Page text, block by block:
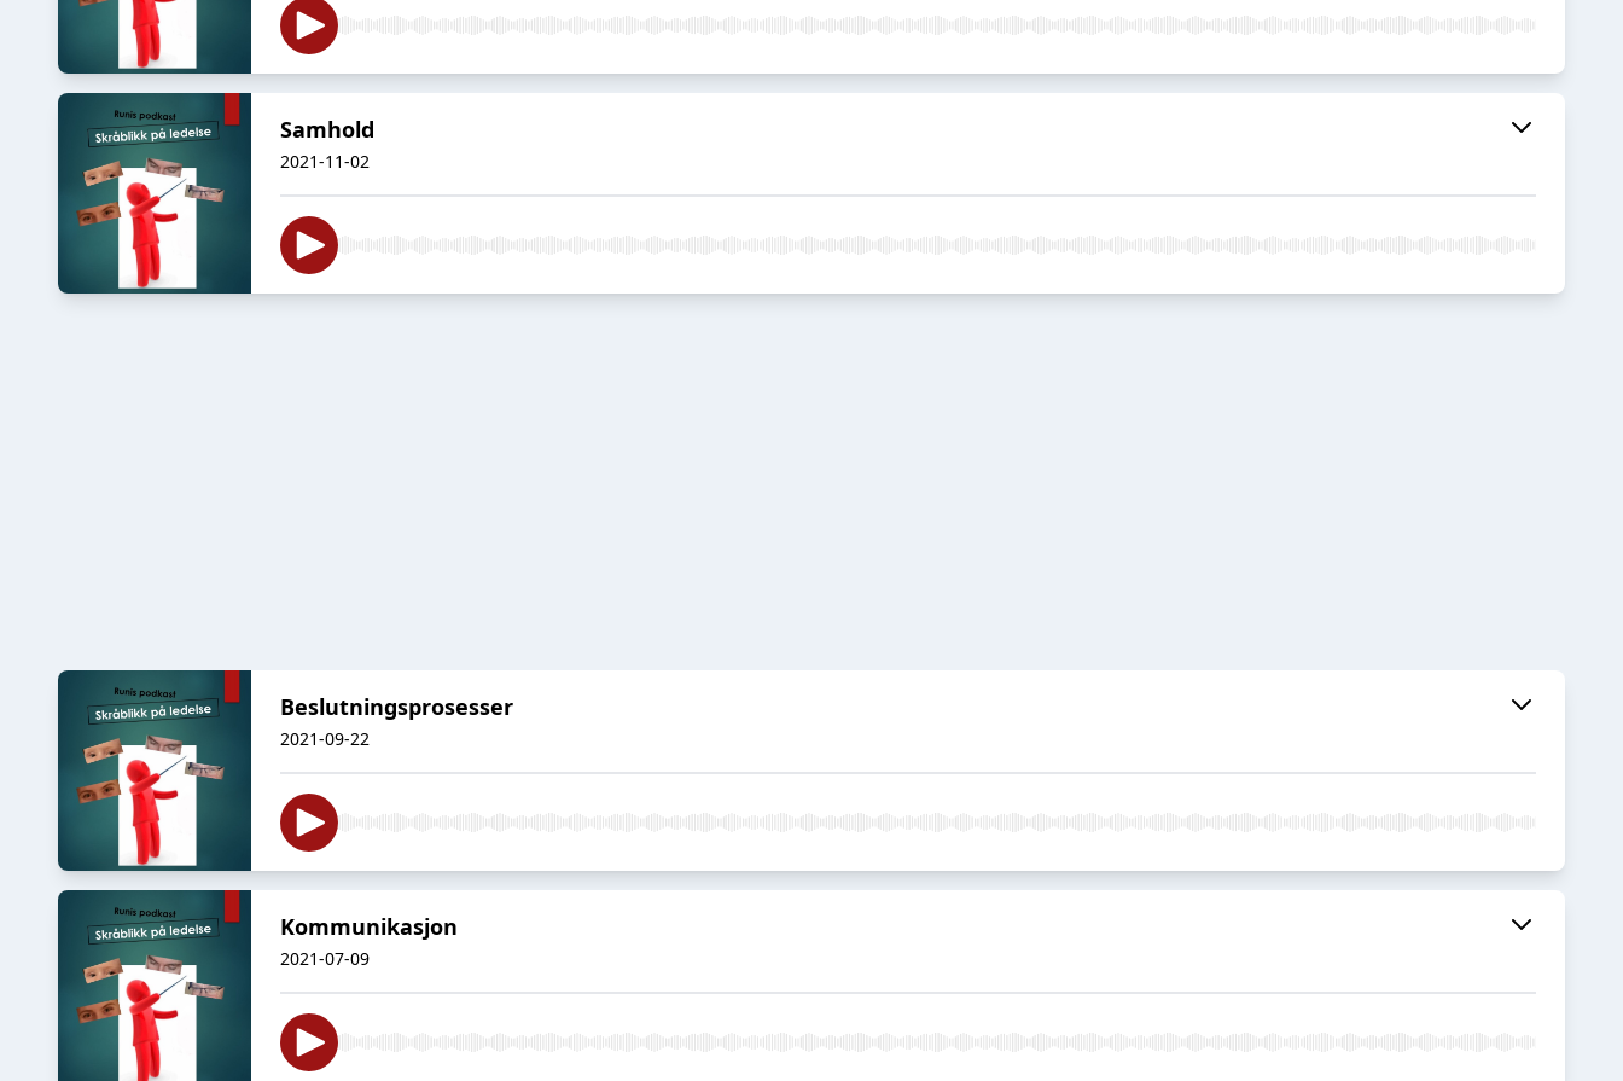
Samhold
2021-11-02
Beslutningsprosesser
2021-09-22
Kommunikasjon
2021-07-09